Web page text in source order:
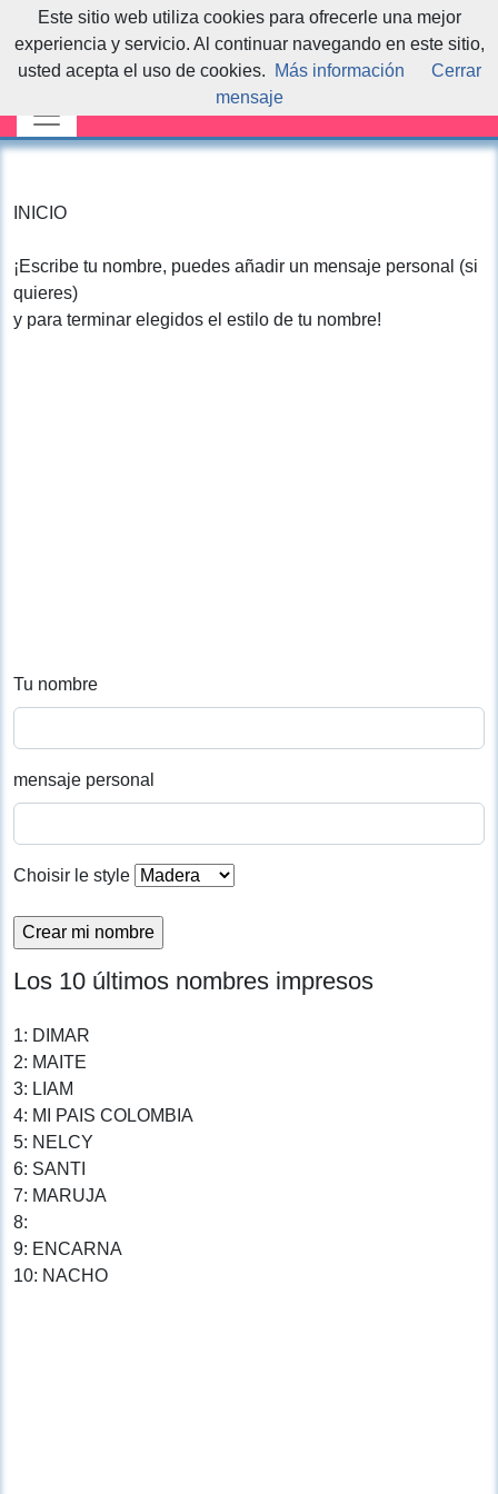
INICIO
¡Escribe tu nombre, puedes añadir un mensaje personal (si
quieres)
y para terminar elegidos el estilo de tu nombre!
Tu nombre
mensaje personal
Choisir le style
Los 10 últimos nombres impresos
1: DIMAR
2: MAITE
3: LIAM
4: MI PAIS COLOMBIA
5: NELCY
6: SANTI
7: MARUJA
8:
9: ENCARNA
10: NACHO
Este sitio web utiliza cookies para ofrecerle una mejor
experiencia y servicio. Al continuar navegando en este sitio,
usted acepta el uso de cookies.
Más información
Cerrar
mensaje